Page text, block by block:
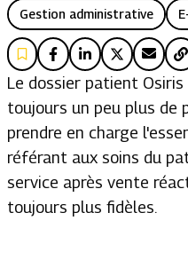
Gestion administrative
Le dossier patient
toujours un peu plus de
prendre en charge
référant aux soins du
service après vente
toujours plus fidèles.